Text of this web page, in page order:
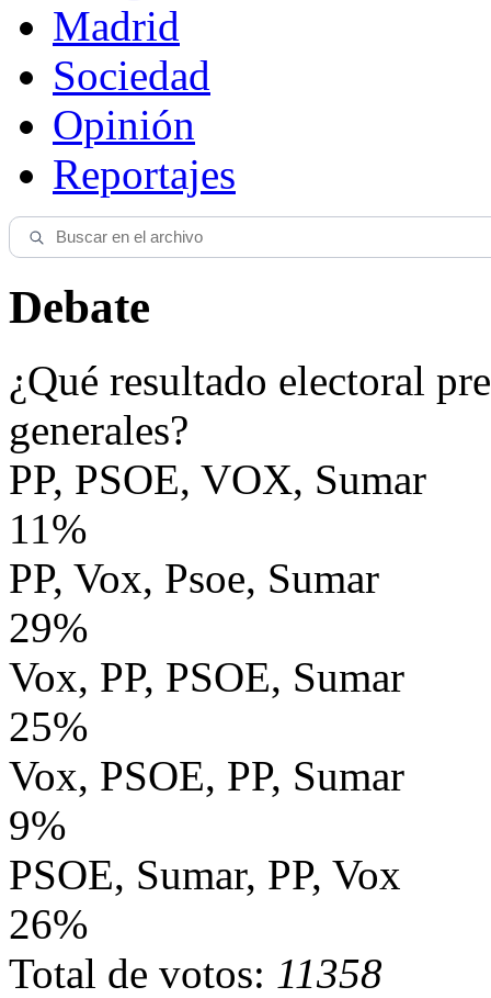
Madrid
Sociedad
Opinión
Reportajes
Debate
¿Qué resultado electoral
generales?
PP, PSOE, VOX, Sumar
11%
PP, Vox, Psoe, Sumar
29%
Vox, PP, PSOE, Sumar
25%
Vox, PSOE, PP, Sumar
9%
PSOE, Sumar, PP, Vox
26%
Total de votos: 11358